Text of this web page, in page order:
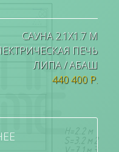
САУНА 2.1Х1.7 М
ПЕЧЬ
ЛИПА / АБАШ
440 400 Р.